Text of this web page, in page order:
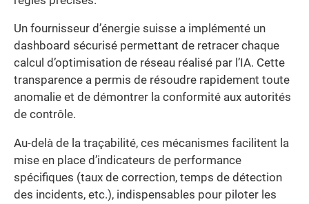
Un fournisseur d’énergie suisse a implémenté un
dashboard sécurisé permettant de retracer chaque
calcul d’optimisation de réseau réalisé par l’IA. Cette
transparence a permis de résoudre rapidement toute
anomalie et de démontrer la conformité aux autorités
de contrôle.
Au-delà de la traçabilité, ces mécanismes facilitent la
mise en place d’indicateurs de performance
spécifiques (taux de correction, temps de détection
des incidents, etc.), indispensables pour piloter les